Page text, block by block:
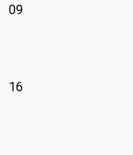
09
16